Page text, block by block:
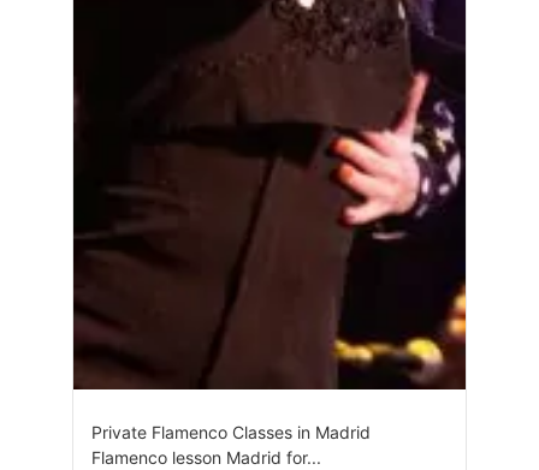
Private Flamenco Classes in Madrid
Flamenco lesson Madrid for...